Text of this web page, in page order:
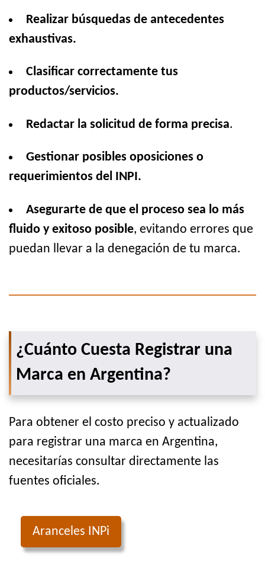
Realizar búsquedas de antecedentes
exhaustivas.
Clasificar correctamente tus
productos/servicios.
Redactar la solicitud de forma precisa.
Gestionar posibles oposiciones o
requerimientos del INPI.
Asegurarte de que el proceso sea lo más
fluido y exitoso posible, evitando errores que
puedan llevar a la denegación de tu marca.
¿Cuánto Cuesta Registrar una
Marca en Argentina?
Para obtener el costo preciso y actualizado
para registrar una marca en Argentina,
necesitarías consultar directamente las
fuentes oficiales.
Aranceles INPi